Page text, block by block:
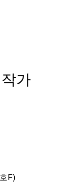
가
F)